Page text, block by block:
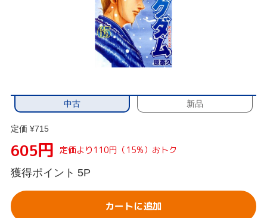
中古 新品
定価 ¥715
605円 定価より110円（15%）おトク
獲得ポイント 5P
カートに追加